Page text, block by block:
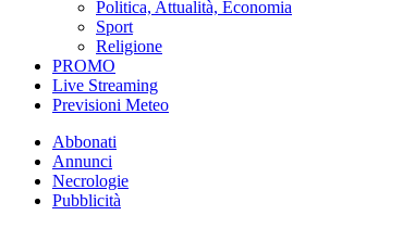
Politica, Attualità, Economia
Sport
Religione
PROMO
Live Streaming
Previsioni Meteo
Abbonati
Annunci
Necrologie
Pubblicità